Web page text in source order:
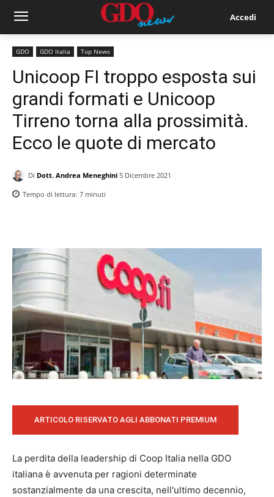
Accedi
GDO GDO Italia Top News
Unicoop FI troppo esposta sui
grandi formati e Unicoop
Tirreno torna alla prossimità.
Ecco le quote di mercato
Di Dott. Andrea Meneghini 5 Dicembre 2021
Tempo di lettura: 7 minuti
ARTICOLO RISERVATO AGLI ABBONATI PREMIUM
La perdita della leadership di Coop Italia nella GDO
italiana è avvenuta per ragioni determinate
sostanzialmente da una crescita, nell'ultimo decennio,